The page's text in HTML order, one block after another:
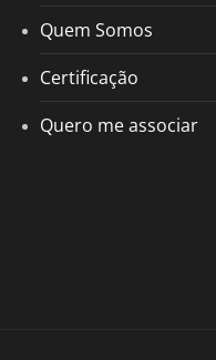
Quem Somos
Certificação
Quero me associar